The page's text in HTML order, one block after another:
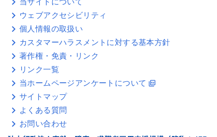
ウェブアクセシビリティ
個人情報の取扱い
カスタマーハラスメントに対する基本方針
著作権・免責・リンク
リンク一覧
当ホームページアンケートについて picture_as_pdf
サイトマップ
よくある質問
お問い合わせ